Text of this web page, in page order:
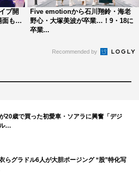
宣伝部員に就任させていただくこ
ブ開
面も…
Five emotionから石川翔鈴・海老
野心・大塚美波が卒業…！9・18に
卒業...
Recommended by
20歳で買った初愛車・ソアラに興奮「デジ
…
らグラドル6人が大胆ポージング “股”特化写